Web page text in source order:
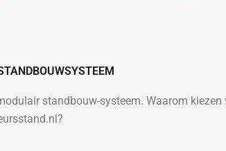
standbouw-systeem. Waarom kiezen